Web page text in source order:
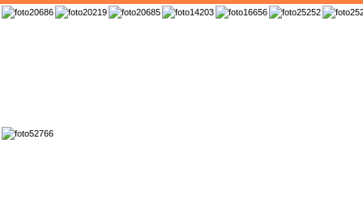
Kalkzwenkgras
Kalmoes
Kamvaren × Smalle stekelvaren